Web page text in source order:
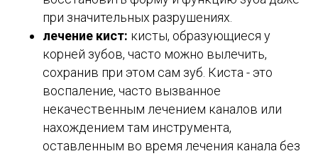
при значительных разрушениях.
лечение кист: кисты, образующиеся у
корней зубов, часто можно вылечить,
сохранив при этом сам зуб. Киста - это
воспаление, часто вызванное
некачественным лечением каналов или
нахождением там инструмента,
оставленным во время лечения канала без